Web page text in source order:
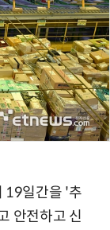
19일간을 '추
안전하고 신